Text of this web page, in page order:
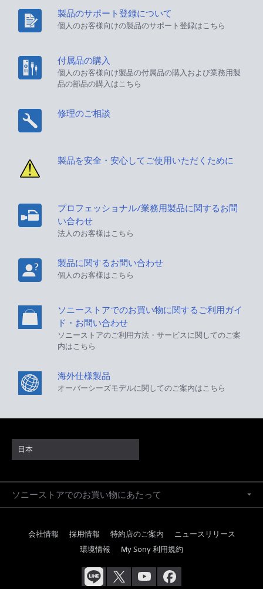
製品のサポート登録について
個人のお客様向けの製品のサポート登録はこちら
付属品の購入
個人のお客様向け製品の付属品の購入および業務用製
品の部品の購入はこちら
修理のご相談
製品を安全・安心してご使用いただくために
プロフェッショナル/業務用製品に関するお問
い合わせ
法人のお客様はこちら
製品に関するお問い合わせ
個人のお客様はこちら
ソニーストアでのお買い物に関するご利用ガイ
ド・お問い合わせ
ソニーストアのご利用方法・サービスに関してのご案
内はこちら
海外仕様製品
オーバーシーズモデルに関してのご案内はこちら
日本
ソニーストアでのお買い物にあたって
会社情報 採用情報 特約店のご案内
ニュースリリース
環境情報
My Sony 利用規約